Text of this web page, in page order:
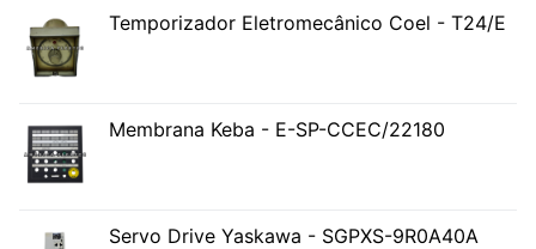
Temporizador Eletromecânico Coel - T24/E
Membrana Keba - E-SP-CCEC/22180
Servo Drive Yaskawa - SGPXS-9R0A40A